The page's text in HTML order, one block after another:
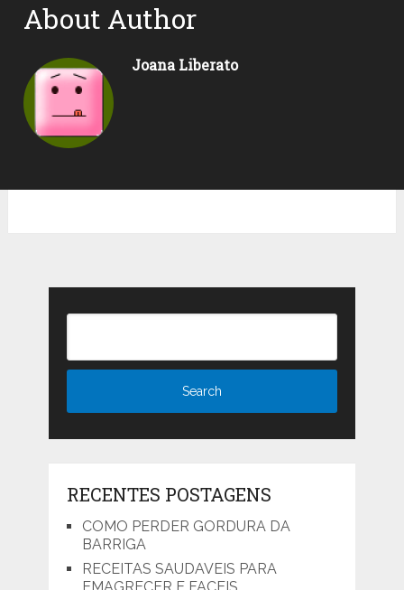
About Author
Joana Liberato
RECENTES POSTAGENS
COMO PERDER GORDURA DA
BARRIGA
RECEITAS SAUDAVEIS PARA
EMAGRECER E FACEIS